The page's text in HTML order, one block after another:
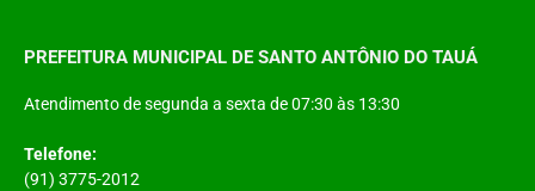
PREFEITURA MUNICIPAL DE SANTO ANTÔNIO DO TAUÁ
Atendimento de segunda a sexta de 07:30 às 13:30
Telefone:
(91) 3775-2012